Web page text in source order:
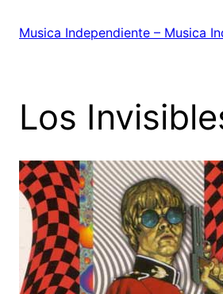
Musica Independiente – Musica
Los